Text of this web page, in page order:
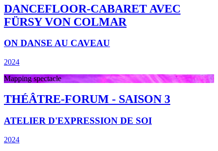
DANCEFLOOR-CABARET AVEC
FÜRSY VON COLMAR
ON DANSE AU CAVEAU
2024
Mapping spectacle
THÉÂTRE-FORUM - SAISON 3
ATELIER D'EXPRESSION DE SOI
2024